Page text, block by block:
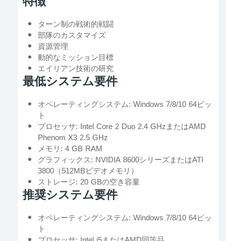
ターン制の戦術的戦闘
部隊のカスタマイズ
資源管理
動的なミッション目標
エイリアン技術の研究
最低システム要件
オペレーティングシステム: Windows 7/8/10 64ビッ
ト
プロセッサ: Intel Core 2 Duo 2.4 GHzまたはAMD
Phenom X3 2.5 GHz
メモリ: 4 GB RAM
グラフィックス: NVIDIA 8600シリーズまたはATI
3800（512MBビデオメモリ）
ストレージ: 20 GBの空き容量
推奨システム要件
オペレーティングシステム: Windows 7/8/10 64ビッ
ト